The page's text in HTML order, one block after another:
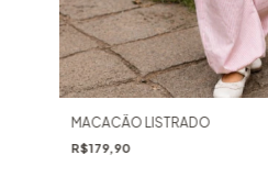
MACACÃO LISTRADO
R$179,90